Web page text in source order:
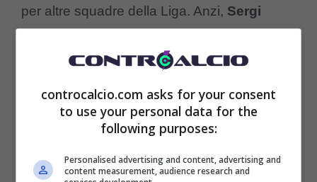
per altre squadre della Liga. Anzi, Sergi
sceglierà probabilmente qualche club sia
migliore per la sua carriera.
controcalcio.com asks for your consent
to use your personal data for the
following purposes:
Personalised advertising and content, advertising and
content measurement, audience research and